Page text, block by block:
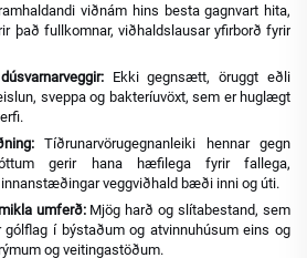
viðnám hins besta gagnvart hita,
það fullkomnar, viðhaldslausar yfirborð fyrir
Ekki gegnsætt, öruggt eðli
sveppa og bakteríuvöxt, sem er huglægt
Tíðrunarvörugegnanleiki hennar gegn
gerir hana hæfilega fyrir fallega,
veggviðhald bæði inni og úti.
umferð: Mjög harð og slítabestand, sem
í býstaðum og atvinnuhúsum eins og
og veitingastöðum.